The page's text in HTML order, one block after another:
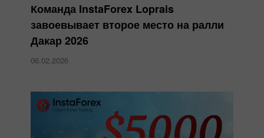
Команда InstaForex Loprais
завоевывает второе место на ралли
Дакар 2026
06.02.2026